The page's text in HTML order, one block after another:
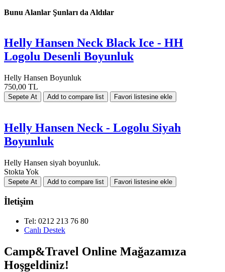
Bunu Alanlar Şunları da Aldılar
Helly Hansen Neck Black Ice - HH
Logolu Desenli Boyunluk
Helly Hansen Boyunluk
750,00 TL
Helly Hansen Neck - Logolu Siyah
Boyunluk
Helly Hansen siyah boyunluk.
Stokta Yok
İletişim
Tel: 0212 213 76 80
Canlı Destek
Camp&Travel Online Mağazamıza
Hoşgeldiniz!